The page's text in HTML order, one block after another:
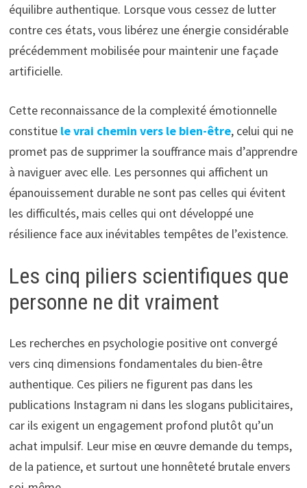
équilibre authentique. Lorsque vous cessez de lutter
contre ces états, vous libérez une énergie considérable
précédemment mobilisée pour maintenir une façade
artificielle.
Cette reconnaissance de la complexité émotionnelle
constitue le vrai chemin vers le bien-être, celui qui ne
promet pas de supprimer la souffrance mais d’apprendre
à naviguer avec elle. Les personnes qui affichent un
épanouissement durable ne sont pas celles qui évitent
les difficultés, mais celles qui ont développé une
résilience face aux inévitables tempêtes de l’existence.
Les cinq piliers scientifiques que
personne ne dit vraiment
Les recherches en psychologie positive ont convergé
vers cinq dimensions fondamentales du bien-être
authentique. Ces piliers ne figurent pas dans les
publications Instagram ni dans les slogans publicitaires,
car ils exigent un engagement profond plutôt qu’un
achat impulsif. Leur mise en œuvre demande du temps,
de la patience, et surtout une honnêteté brutale envers